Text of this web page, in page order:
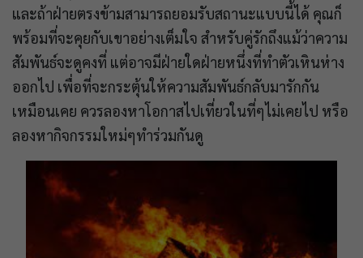
และถ้าฝ่ายตรงข้ามสามารถยอมรับสถานะแบบนี้ได้ คุณก็
พร้อมที่จะคุยกับเขาอย่างเต็มใจ สำหรับคู่รักถึงแม้ว่าความ
สัมพันธ์จะดูคงที่ แต่อาจมีฝ่ายใดฝ่ายหนึ่งที่ทำตัวเหินห่าง
ออกไป เพื่อที่จะกระตุ้นให้ความสัมพันธ์กลับมารักกัน
เหมือนเคย ควรลองหาโอกาสไปเที่ยวในที่ๆไม่เคยไป หรือ
ลองหากิจกรรมใหม่ๆทำร่วมกันดู